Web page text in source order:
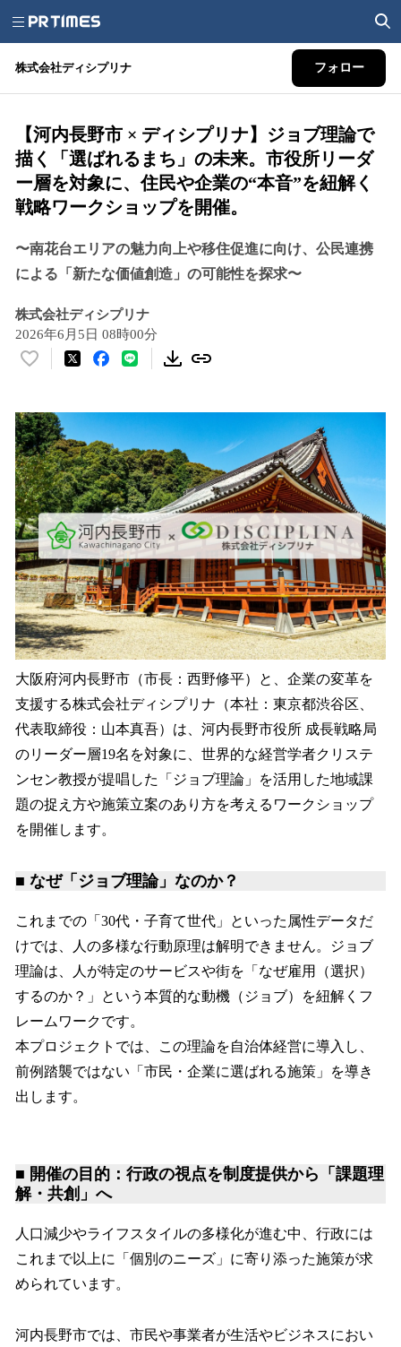
株式会社ディシプリナ フォロー
【河内長野市 × ディシプリナ】ジョブ理論で
描く「選ばれるまち」の未来。市役所リーダ
ー層を対象に、住民や企業の“本音”を紐解く
戦略ワークショップを開催。
〜南花台エリアの魅力向上や移住促進に向け、公民連携
による「新たな価値創造」の可能性を探求〜
株式会社ディシプリナ
2026年6月5日 08時00分
い
！
数
を
読
み
込
み
中
で
す
大阪府河内長野市（市長：西野修平）と、企業の変革を
支援する株式会社ディシプリナ（本社：東京都渋谷区、
代表取締役：山本真吾）は、河内長野市役所 成長戦略局
のリーダー層19名を対象に、世界的な経営学者クリステ
ンセン教授が提唱した「ジョブ理論」を活用した地域課
題の捉え方や施策立案のあり方を考えるワークショップ
を開催します。
■ なぜ「ジョブ理論」なのか？
これまでの「30代・子育て世代」といった属性データだ
けでは、人の多様な行動原理は解明できません。ジョブ
理論は、人が特定のサービスや街を「なぜ雇用（選択）
するのか？」という本質的な動機（ジョブ）を紐解くフ
レームワークです。
本プロジェクトでは、この理論を自治体経営に導入し、
前例踏襲ではない「市民・企業に選ばれる施策」を導き
出します。
■ 開催の目的：行政の視点を制度提供から「課題理
解・共創」へ
人口減少やライフスタイルの多様化が進む中、行政には
これまで以上に「個別のニーズ」に寄り添った施策が求
められています。
河内長野市では、市民や事業者が生活やビジネスにおい